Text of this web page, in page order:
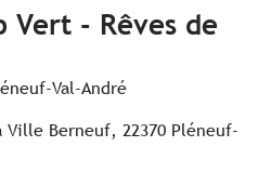
Vert - Rêves de
Val-André
Berneuf, 22370 Pléneuf-